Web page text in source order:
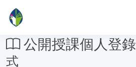
公開授課個人登錄
式